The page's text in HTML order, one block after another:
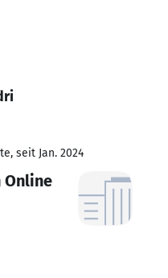
seit Jan. 2024